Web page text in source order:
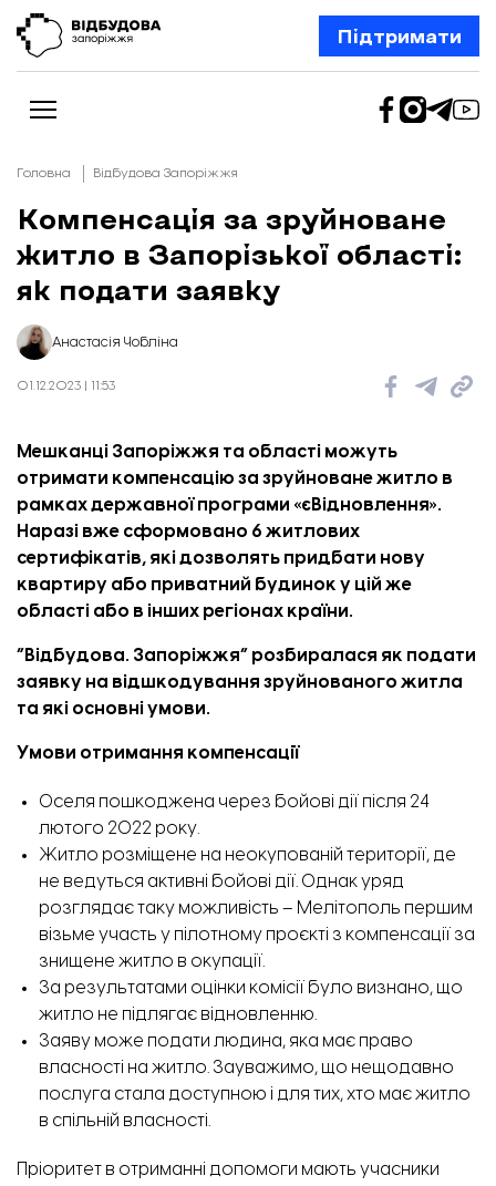
Підтримати
Новини
Відбудова Запоріжжя
Ексклюзив
Шлях додому
Відбудова. Життя
Про нас
Головна Відбудова Запоріжжя
Компенсація за зруйноване
житло в Запорізької області:
як подати заявку
Анастасія Чобліна
01.12.2023 | 11:53
Мешканці Запоріжжя та області можуть
отримати компенсацію за зруйноване житло в
рамках державної програми «єВідновлення».
Наразі вже сформовано 6 житлових
сертифікатів, які дозволять придбати нову
квартиру або приватний будинок у цій же
області або в інших регіонах країни.
“Відбудова. Запоріжжя” розбиралася як подати
заявку на відшкодування зруйнованого житла
та які основні умови.
Умови отримання компенсації
Оселя пошкоджена через бойові дії після 24
лютого 2022 року.
Житло розміщене на неокупованій території, де
не ведуться активні бойові дії. Однак уряд
розглядаєтаку можливість – Мелітополь першим
візьме участь у пілотному проєкті з компенсації за
знищене житло в окупації.
За результатами оцінки комісії було визнано, що
житло не підлягає відновленню.
Заяву може подати людина, яка має право
власності на житло. Зауважимо, що нещодавно
послуга стала доступною і для тих, хто має житло
в спільній власності.
Пріоритет в отриманні допомоги мають учасники